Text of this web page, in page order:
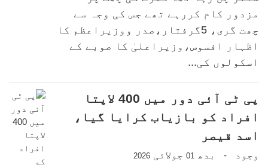
مزدور کام کررہے تھے جس کی وجہ سے
چھت گری، 5گرفتار،صدر ووزیراعظم کا
اظہار افسوس،وزیراعلیٰ کا صوبے کے
اسکولوں کی...
پی ٹی آئی دور میں 400 لاپتا
افراد کو بازیاب کرایا گیا،
اسد قیصر
وجود - بدھ 01 جولائی 2026